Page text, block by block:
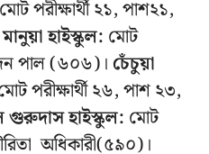
মোট পরীক্ষার্থী ২১, পাশ২১,
হাইস্কুল: মোট
পাল (৬০৬)। চেঁচুয়া
পরীক্ষার্থী ২৬, পাশ ২৩,
গুরুদাস হাইস্কুল: মোট
অধিকারী(৫৯০)।